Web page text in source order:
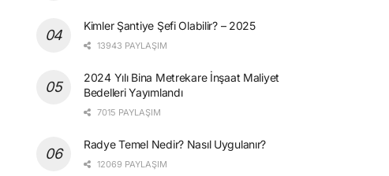
Kimler Şantiye Şefi Olabilir? – 2025
13943 PAYLAŞIM
2024 Yılı Bina Metrekare İnşaat Maliyet
Bedelleri Yayımlandı
7015 PAYLAŞIM
Radye Temel Nedir? Nasıl Uygulanır?
12069 PAYLAŞIM